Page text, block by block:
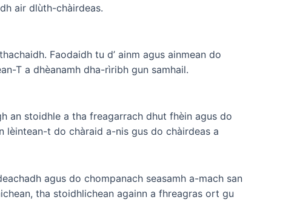
air dlùth-chàirdeas.
Faodaidh tu d’ ainm agus ainmean do
T a dhèanamh dha-rìribh gun samhail.
an stoidhle a tha freagarrach dhut fhèin agus do
lèintean-t do chàraid a-nis gus do chàirdeas a
agus do chompanach seasamh a-mach san
tha stoidhlichean againn a fhreagras ort gu